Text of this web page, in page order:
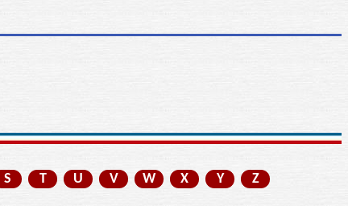
S T U V W X Y Z